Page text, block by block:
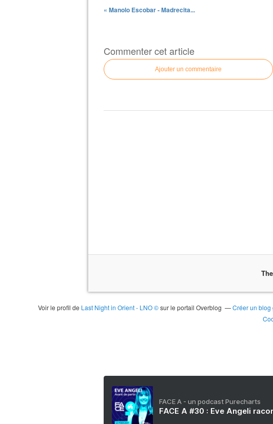
« Manolo Escobar - Madrecita...
Commenter cet article
Ajouter un commentaire
Voir le profil de Last Night in Orient - LNO ©sur le portail Overblog Créer un blog
FACE A - un podcast Purecharts
FACE A #30 : Eve Angeli